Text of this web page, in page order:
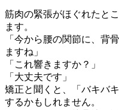
筋肉の緊張がほぐれたと
ます。
「今から腰の関節に、背
ますね」
「これ響きますか？」
「大丈夫です」
矯正と聞くと、「バキバ
するかもしれません。